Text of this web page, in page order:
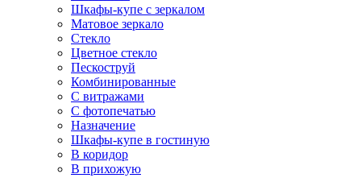
Шкафы-купе с зеркалом
Матовое зеркало
Стекло
Цветное стекло
Пескоструй
Комбинированные
С витражами
С фотопечатью
Назначение
Шкафы-купе в гостиную
В коридор
В прихожую